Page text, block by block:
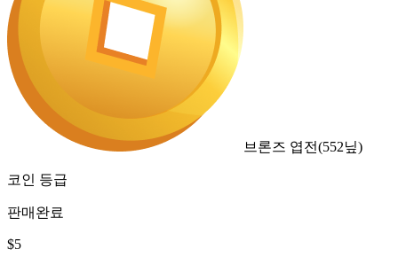
브론즈 엽전(552닢)
코인 등급
판매완료
$5